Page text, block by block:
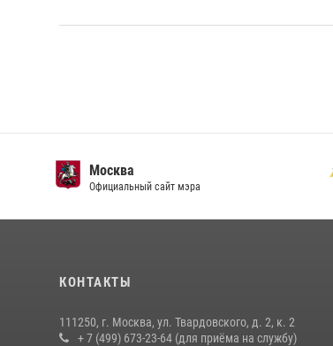
Москва
Официальный сайт мэра
КОНТАКТЫ
111250, г. Москва, ул. Твардовского, д. 2, к. 2
+ 7 (499) 673-23-64 (для приёма на службу)